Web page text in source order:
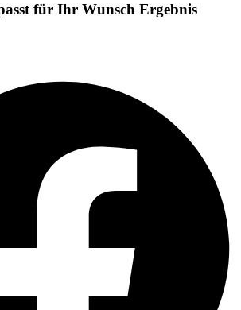
für Ihr Wunsch Ergebnis